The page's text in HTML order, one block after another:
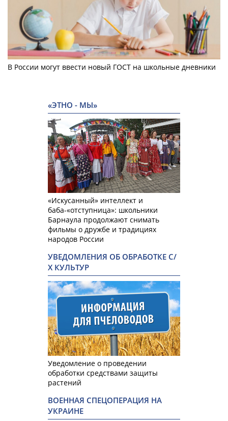
В России могут ввести новый ГОСТ на школьные дневники
«ЭТНО - МЫ»
«Искусанный» интеллект и
баба-«отступница»: школьники
Барнаула продолжают снимать
фильмы о дружбе и традициях
народов России
УВЕДОМЛЕНИЯ ОБ ОБРАБОТКЕ С/
Х КУЛЬТУР
Уведомление о проведении
обработки средствами защиты
растений
ВОЕННАЯ СПЕЦОПЕРАЦИЯ НА
УКРАИНЕ